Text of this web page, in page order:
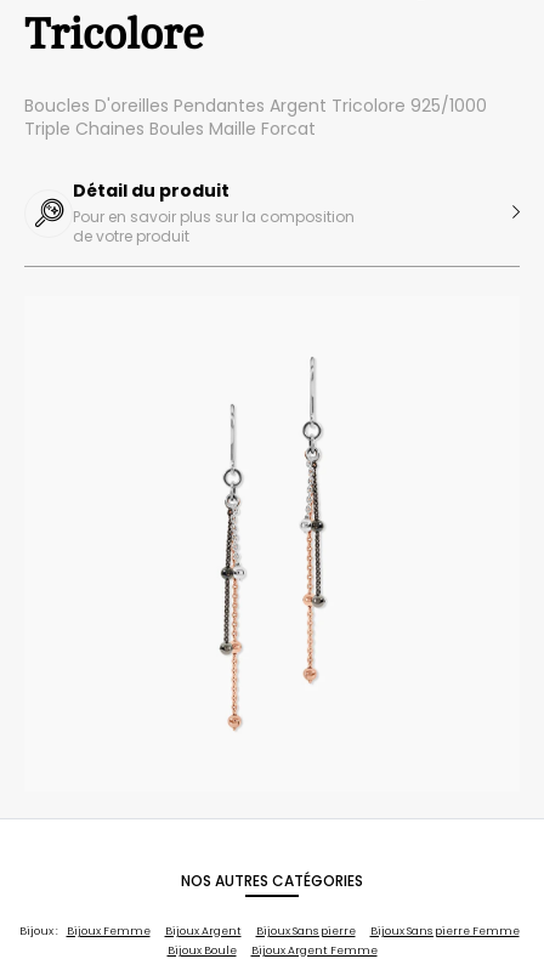
Tricolore
Boucles D'oreilles Pendantes Argent Tricolore 925/1000
Triple Chaines Boules Maille Forcat
Détail du produit
Pour en savoir plus sur la composition
de votre produit
NOS AUTRES CATÉGORIES
Bijoux : Bijoux Femme Bijoux Argent Bijoux Sans pierre
Bijoux Sans pierre Femme
Bijoux Boule
Bijoux Argent Femme